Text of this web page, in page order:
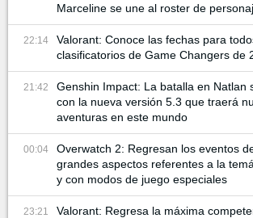
Marceline se une al roster de
22:14
Valorant: Conoce las fechas para
clasificatorios de Game Changers de
21:42
Genshin Impact: La batalla en Natlan
con la nueva versión 5.3 que traerá
aventuras en este mundo
00:04
Overwatch 2: Regresan los eventos
grandes aspectos referentes a la
y con modos de juego especiales
23:21
Valorant: Regresa la máxima